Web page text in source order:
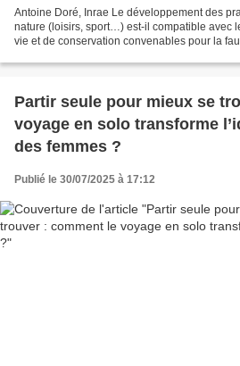
Antoine Doré, Inrae Le développement des
nature (loisirs, sport…) est-il compatible avec
vie et de conservation convenables pour la
Partir seule pour mieux se
voyage en solo transforme
des femmes ?
Publié le 30/07/2025 à 17:12